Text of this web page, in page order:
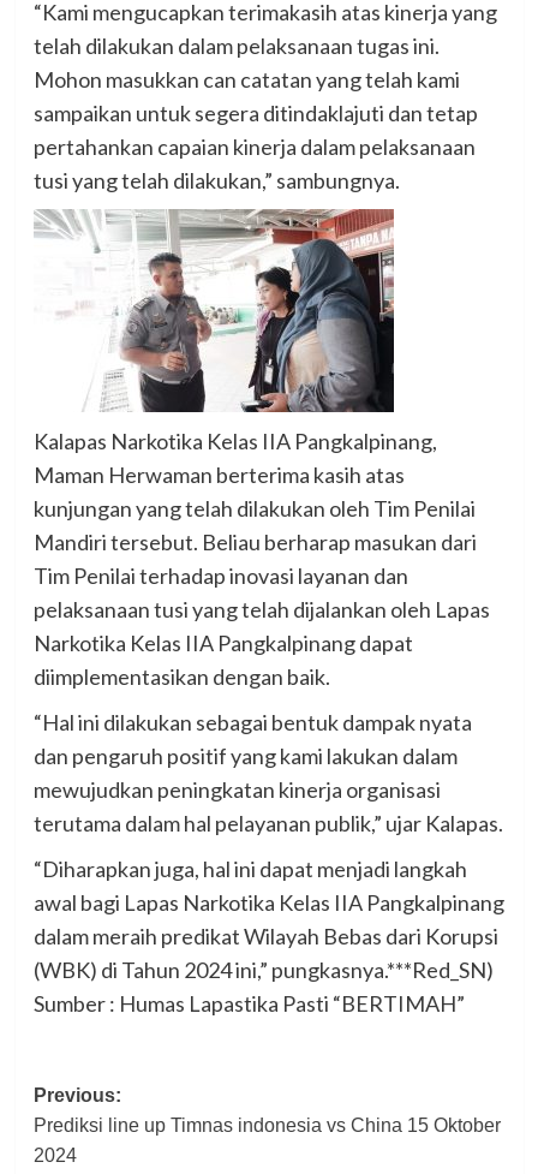
“Kami mengucapkan terimakasih atas kinerja yang
telah dilakukan dalam pelaksanaan tugas ini.
Mohon masukkan can catatan yang telah kami
sampaikan untuk segera ditindaklajuti dan tetap
pertahankan capaian kinerja dalam pelaksanaan
tusi yang telah dilakukan,” sambungnya.
Kalapas Narkotika Kelas IIA Pangkalpinang,
Maman Herwaman berterima kasih atas
kunjungan yang telah dilakukan oleh Tim Penilai
Mandiri tersebut. Beliau berharap masukan dari
Tim Penilai terhadap inovasi layanan dan
pelaksanaan tusi yang telah dijalankan oleh Lapas
Narkotika Kelas IIA Pangkalpinang dapat
diimplementasikan dengan baik.
“Hal ini dilakukan sebagai bentuk dampak nyata
dan pengaruh positif yang kami lakukan dalam
mewujudkan peningkatan kinerja organisasi
terutama dalam hal pelayanan publik,” ujar Kalapas.
“Diharapkan juga, hal ini dapat menjadi langkah
awal bagi Lapas Narkotika Kelas IIA Pangkalpinang
dalam meraih predikat Wilayah Bebas dari Korupsi
(WBK) di Tahun 2024 ini,” pungkasnya.***Red_SN)
Sumber : Humas Lapastika Pasti “BERTIMAH”
Post
navigation
Previous:
Prediksi line up Timnas indonesia vs China 15 Oktober
2024